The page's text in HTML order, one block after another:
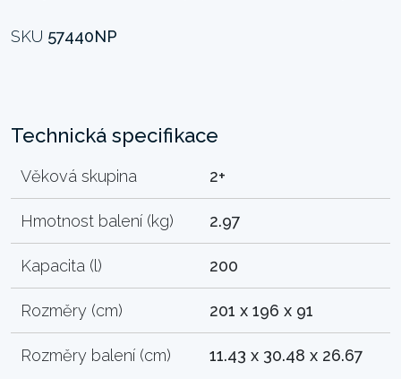
SKU 57440NP
Technická specifikace
Věková skupina 2+
Hmotnost balení (kg) 2.97
Kapacita (l) 200
Rozměry (cm) 201 x 196 x 91
Rozměry balení (cm) 11.43 x 30.48 x 26.67